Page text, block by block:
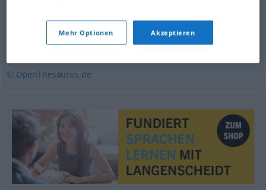
,unregelmäßig bisweilen,(etwas kann)
durchaus,gelegentlich
© OpenThesaurus.de
Mehr Optionen Akzeptieren